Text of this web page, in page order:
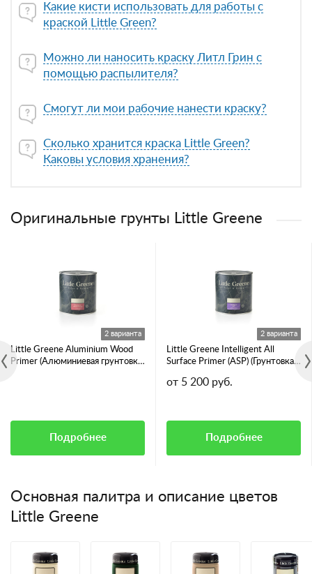
Какие кисти использовать для работы с
краской Little Green?
Можно ли наносить краску Литл Грин с
помощью распылителя?
Смогут ли мои рабочие нанести краску?
Сколько хранится краска Little Green?
Каковы условия хранения?
Оригинальные грунты Little Greene
2 варианта
Little Greene Aluminium Wood
Primer (Алюминиевая грунтовка
Подробнее
2 варианта
Little Greene Intelligent All
Surface Primer (ASP) (Грунтовка
от 5 200 руб.
Подробнее
Основная палитра и описание цветов
Little Greene